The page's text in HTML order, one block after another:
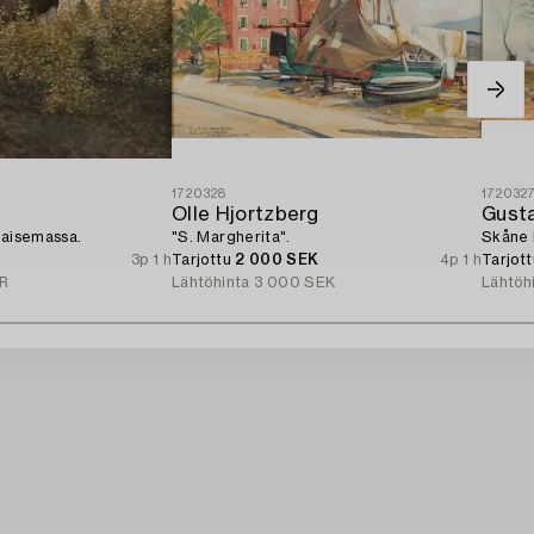
3p 1 h
1720328
Olle Hjortzberg
"S. Margherita".
Tarjottu 2 000 SEK
4p 1 h
Lähtöhinta 3 000 SEK
Skåne